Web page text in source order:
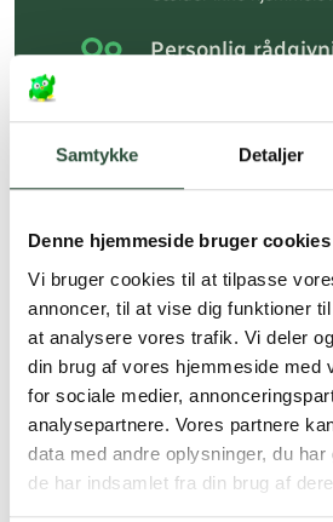
Samtykke Detaljer
Denne hjemmeside bruger cookies
Vi bruger cookies til at tilpasse
annoncer, til at vise dig funktioner
at analysere vores trafik. Vi deler
din brug af vores hjemmeside med
for sociale medier,
analysepartnere. Vores partnere
data med andre oplysninger, du
de har indsamlet fra din brug af
Personlig
Hurtig levering
Faste lave priser*
*Gælder ikke
Stort udvalg af
produkter
Vi tilbyder et stort
cremer, vitaminer og
produkter – altid til
Læs mere om